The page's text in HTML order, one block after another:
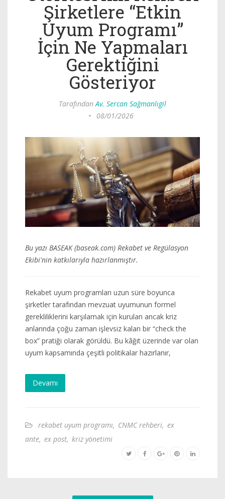
Şirketlere “Etkin
Uyum Programı”
İçin Ne Yapmaları
Gerektiğini
Gösteriyor
TarafındanAv. Sercan Sağmanlıgil
•
08/01/2026
Bu yazı BASEAK (baseak.com) Rekabet ve Regülasyon
Ekibi'nin katkılarıyla hazırlanmıştır.
Rekabet uyum programları uzun süre boyunca
şirketler tarafından mevzuat uyumunun formel
gerekliliklerini karşılamak için kurulan ancak kriz
anlarında çoğu zaman işlevsiz kalan bir “check the
box” pratiği olarak görüldü. Bu kâğıt üzerinde var olan
uyum kapsamında çeşitli politikalar hazırlanır,
Devamı
rekabet uyum programı, CNMC rehberi, ex
ante, ex post, kriz yönetimi